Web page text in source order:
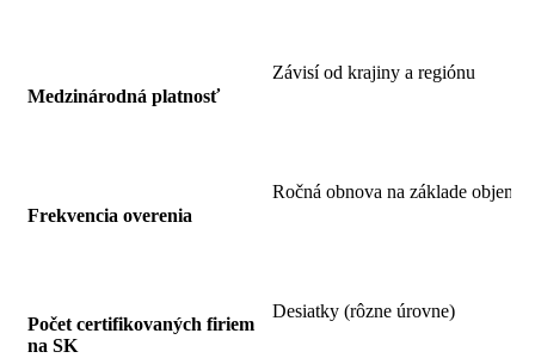
Medzinárodná platnosť
Závisí od krajiny a regiónu
Frekvencia overenia
Ročná obnova na základe objemu
Počet certifikovaných firiem
na SK
Desiatky (rôzne úrovne)